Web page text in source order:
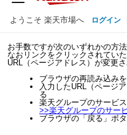
ようこそ 楽天市場へ ログイン
お手数ですが次のいずれかの方
なおリンクをクリックされてい
URL（ページアドレス）が変更
ブラウザの再読み込み
入力したURL（ページ
る
楽天グループのサービ
>>楽天グループのサー
ブラウザの「戻る」ボ